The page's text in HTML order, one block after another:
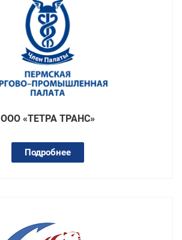
ООО «ТЕТРА ТРАНС»
Подробнее